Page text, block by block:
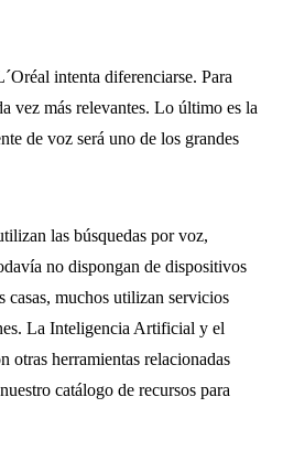
intenta diferenciarse. Para
vez más relevantes. Lo último es la
de voz será uno de los grandes
las búsquedas por voz,
no dispongan de dispositivos
casas, muchos utilizan servicios
La Inteligencia Artificial y el
otras herramientas relacionadas
catálogo de recursos para